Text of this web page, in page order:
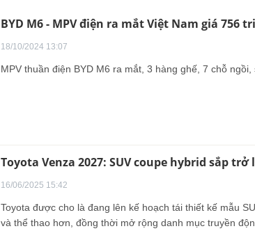
BYD M6 - MPV điện ra mắt Việt Nam giá 756
18/10/2024 13:07
MPV thuần điện BYD M6 ra mắt, 3 hàng ghế, 7 chỗ ngồi,
Toyota Venza 2027: SUV coupe hybrid sắp
16/06/2025 15:42
Toyota được cho là đang lên kế hoạch tái thiết kế mẫu
và thể thao hơn, đồng thời mở rộng danh mục truyền